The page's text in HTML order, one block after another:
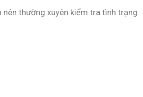
thường xuyên kiểm tra tình trạng